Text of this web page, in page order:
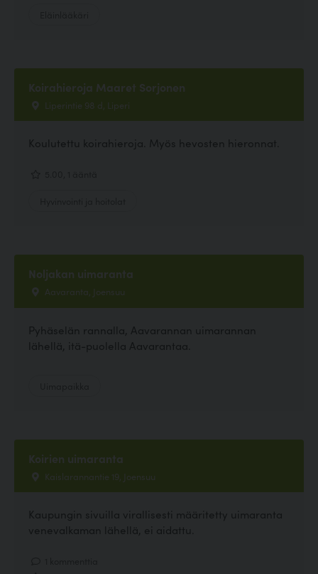
Koirahieroja Maaret Sorjonen
Liperintie 98 d, Liperi
Koulutettu koirahieroja. Myös hevosten hieronnat.
Noljakan uimaranta
Aavaranta, Joensuu
Pyhäselän rannalla, Aavarannan uimarannan
lähellä, itä-puolella Aavarantaa.
Koirien uimaranta
Kaislarannantie 19, Joensuu
Kaupungin sivuilla virallisesti määritetty uimaranta
venevalkaman lähellä, ei aidattu.